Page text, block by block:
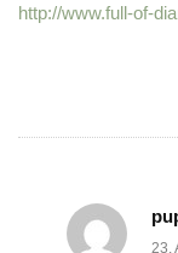
http://www.full-of-
23.